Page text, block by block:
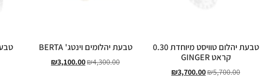
טבעת יהלום טוויסט מיוחדת 0.30
קראט GINGER
₪5,700.00
₪3,700.00
טבעת יהלומים וינטג' BERTA
₪4,300.00
₪3,100.00